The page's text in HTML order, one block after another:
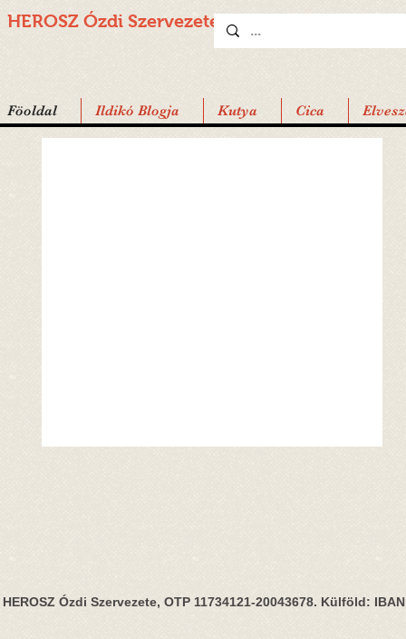
HEROSZ Ózdi Szervezete
Föoldal Ildikó Blogja Kutya Cica
HEROSZ Ózdi Szervezete, OTP 11734121-20043678. Külföld: